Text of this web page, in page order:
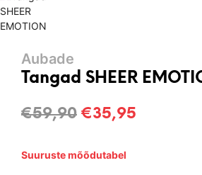
Aubade
Tangad SHEER
€59,90 Algne
oli:
€35,95
Suuruste mõõdutabel